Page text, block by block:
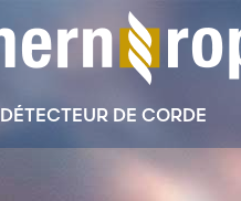
DÉTECTEUR DE CORDE